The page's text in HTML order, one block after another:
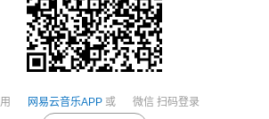
网易云音乐APP 或 微信 扫码登录